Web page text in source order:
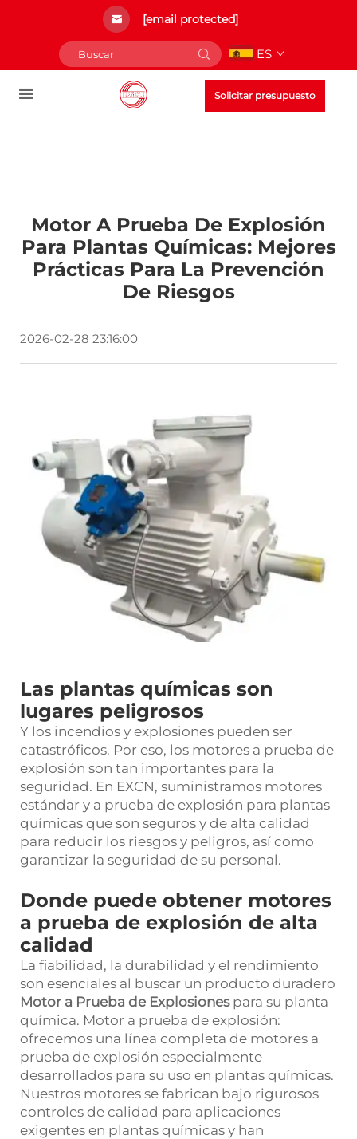
[email protected]
ES
Solicitar presupuesto
Motor A Prueba De Explosión
Para Plantas Químicas: Mejores
Prácticas Para La Prevención
De Riesgos
2026-02-28 23:16:00
Las plantas químicas son
lugares peligrosos
Y los incendios y explosiones pueden ser
catastróficos. Por eso, los motores a prueba de
explosión son tan importantes para la
seguridad. En EXCN, suministramos motores
estándar y a prueba de explosión para plantas
químicas que son seguros y de alta calidad
para reducir los riesgos y peligros, así como
garantizar la seguridad de su personal.
Donde puede obtener motores
a prueba de explosión de alta
calidad
La fiabilidad, la durabilidad y el rendimiento
son esenciales al buscar un producto duradero
Motor a Prueba de Explosiones para su planta
química. Motor a prueba de explosión:
ofrecemos una línea completa de motores a
prueba de explosión especialmente
desarrollados para su uso en plantas químicas.
Nuestros motores se fabrican bajo rigurosos
controles de calidad para aplicaciones
exigentes en plantas químicas y han